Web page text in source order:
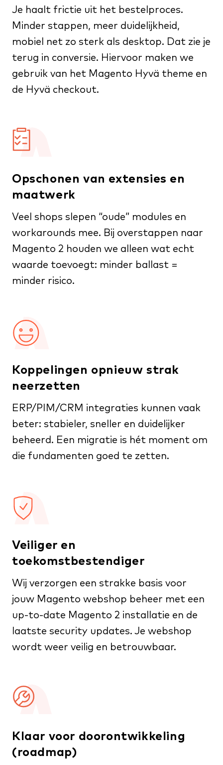
Je haalt frictie uit het bestelproces.
Minder stappen, meer duidelijkheid,
mobiel net zo sterk als desktop. Dat zie je
terug in conversie. Hiervoor maken we
gebruik van het Magento Hyvä theme en
de Hyvä checkout.
Opschonen van extensies en
maatwerk
Veel shops slepen “oude” modules en
workarounds mee. Bij overstappen naar
Magento 2 houden we alleen wat echt
waarde toevoegt: minder ballast =
minder risico.
Koppelingen opnieuw strak
neerzetten
ERP/PIM/CRM integraties kunnen vaak
beter: stabieler, sneller en duidelijker
beheerd. Een migratie is hét moment om
die fundamenten goed te zetten.
Veiliger en
toekomstbestendiger
Wij verzorgen een strakke basis voor
jouw Magento webshop beheer met een
up-to-date Magento 2 installatie en de
laatste security updates. Je webshop
wordt weer veilig en betrouwbaar.
Klaar voor doorontwikkeling
(roadmap)